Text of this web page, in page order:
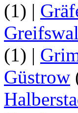
(1) |
(1) |
Güstrow